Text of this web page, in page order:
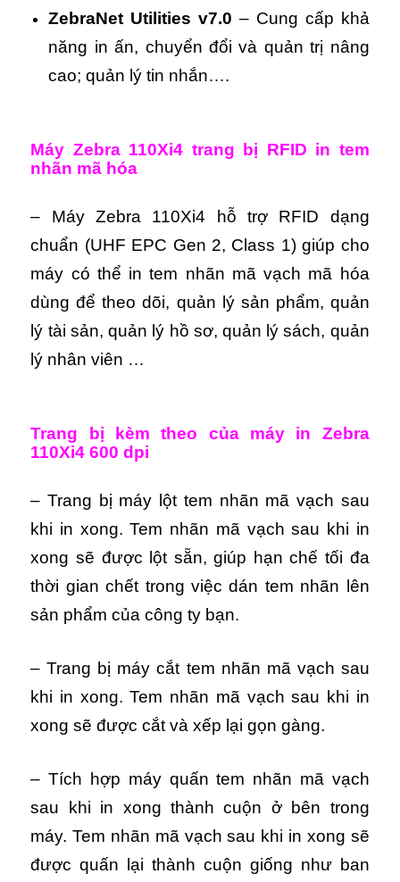
ZebraNet Utilities v7.0 – Cung cấp khả
năng in ấn, chuyển đổi và quản trị nâng
cao; quản lý tin nhắn….
Máy Zebra 110Xi4 trang bị RFID in tem
nhãn mã hóa
– Máy Zebra 110Xi4 hỗ trợ RFID dạng
chuẩn (UHF EPC Gen 2, Class 1) giúp cho
máy có thể in tem nhãn mã vạch mã hóa
dùng để theo dõi, quản lý sản phẩm, quản
lý tài sản, quản lý hồ sơ, quản lý sách, quản
lý nhân viên …
Trang bị kèm theo của máy in Zebra
110Xi4 600 dpi
– Trang bị máy lột tem nhãn mã vạch sau
khi in xong. Tem nhãn mã vạch sau khi in
xong sẽ được lột sẵn, giúp hạn chế tối đa
thời gian chết trong việc dán tem nhãn lên
sản phẩm của công ty bạn.
– Trang bị máy cắt tem nhãn mã vạch sau
khi in xong. Tem nhãn mã vạch sau khi in
xong sẽ được cắt và xếp lại gọn gàng.
– Tích hợp máy quấn tem nhãn mã vạch
sau khi in xong thành cuộn ở bên trong
máy. Tem nhãn mã vạch sau khi in xong sẽ
được quấn lại thành cuộn giống như ban